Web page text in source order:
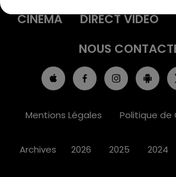
CINÉMA
DIRECT VIDÉO
NOUS
Mentions Légales Politique
Archives 2026 2025 2024